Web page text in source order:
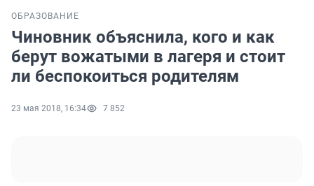
ОБРАЗОВАНИЕ
Чиновник объяснила, кого и как
берут вожатыми в лагеря и стоит
ли беспокоиться родителям
23 мая 2018, 16:34 7 852